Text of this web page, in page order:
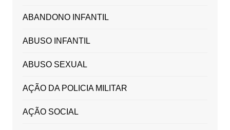
ABANDONO INFANTIL
ABUSO INFANTIL
ABUSO SEXUAL
AÇÃO DA POLICIA MILITAR
AÇÃO SOCIAL